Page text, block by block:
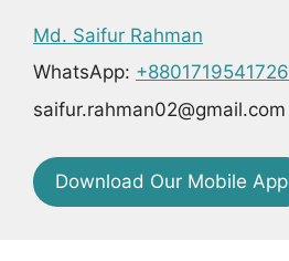
Md. Saifur Rahman
WhatsApp: +8801719541726
saifur.rahman02@gmail.com
Download Our Mobile App